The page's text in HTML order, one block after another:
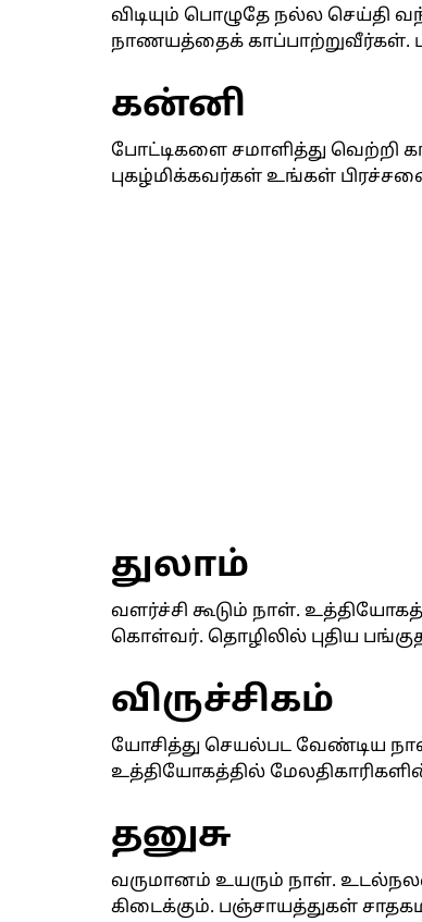
விடியும் பொழுதே நல்ல செய்தி
நாணயத்தைக் காப்பாற்றுவீர்கள்.
கன்னி
போட்டிகளை சமாளித்து வெற்றி
புகழ்மிக்கவர்கள் உங்கள்
துலாம்
வளர்ச்சி கூடும் நாள்.
கொள்வர். தொழிலில் புதிய
விருச்சிகம்
யோசித்து செயல்பட வேண்டிய
உத்தியோகத்தில்
தனுசு
வருமானம் உயரும் நாள்.
கிடைக்கும். பஞ்சாயத்துகள்